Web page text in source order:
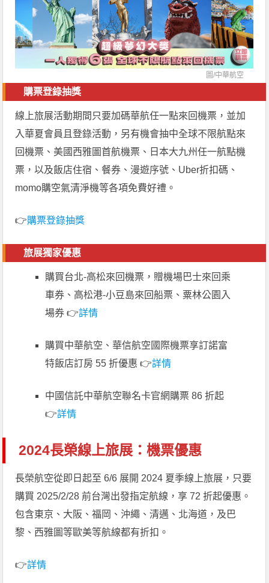
圖/中華航空
購票登錄抽獎
線上旅展活動期間只要加碼華航任一點來回機票，並加
入華夏會員且登錄活動，另有機會抽中全球不限航點來
回機票、美國西雅圖首航機票、日本大九州任一航點機
票，以及飯店住宿、餐券、漫遊序號、Uber折扣碼、
momo購空氣清淨機等各項免費好禮。
👉購票登錄抽獎
旅展獨家優惠
購買台北-高松來回機票，贈機場巴士來回乘
車券、高松港-小豆島來回船票、粟林公園入
場券 👉詳情
購買中華航空、華信航空國際機票享訂諾富
特飯店訂房 55 折優惠 👉詳情
中國信託中華航空聯名卡官網購票 86 折起
👉詳情
2024長榮線上旅展：機票優惠
長榮航空從即日起至 6/6 展開 2024 夏季線上旅展，只要
購買 2025/2/28 前台灣出發指定航線，享 72 折起優惠。
包含東京、大阪、福岡、沖繩、清邁、北海道，及巴
黎、西雅圖等歐美等航線都有折扣。
👉詳情